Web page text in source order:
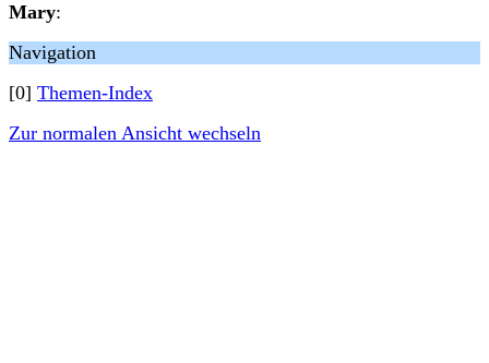
Mary:
Navigation
[0] Themen-Index
Zur normalen Ansicht wechseln